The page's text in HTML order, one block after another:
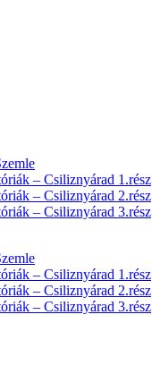
– Csiliznyárad 1.rész
– Csiliznyárad 2.rész
– Csiliznyárad 3.rész
– Csiliznyárad 1.rész
– Csiliznyárad 2.rész
– Csiliznyárad 3.rész